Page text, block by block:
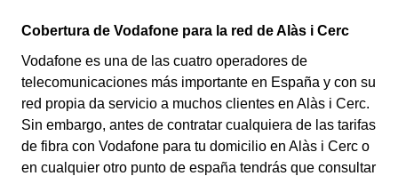
Cobertura de Vodafone para la red de Alàs i Cerc
Vodafone es una de las cuatro operadores de
telecomunicaciones más importante en España y con su
red propia da servicio a muchos clientes en Alàs i Cerc.
Sin embargo, antes de contratar cualquiera de las tarifas
de fibra con Vodafone para tu domicilio en Alàs i Cerc o
en cualquier otro punto de españa tendrás que consultar